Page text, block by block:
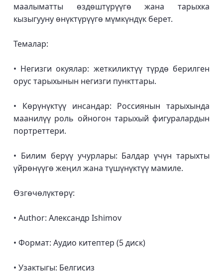
маалыматты өздөштүрүүгө жана тарыхка
кызыгууну өнүктүрүүгө мүмкүндүк берет.
Темалар:
• Негизги окуялар: жеткиликтүү түрдө берилген
орус тарыхынын негизги пункттары.
• Көрүнүктүү инсандар: Россиянын тарыхында
маанилүү роль ойногон тарыхый фигуралардын
портреттери.
• Билим берүү учурлары: Балдар үчүн тарыхты
үйрөнүүгө жеңил жана түшүнүктүү мамиле.
Өзгөчөлүктөрү:
• Author: Александр Ishimov
• Формат: Аудио китептер (5 диск)
• Узактыгы: Белгисиз